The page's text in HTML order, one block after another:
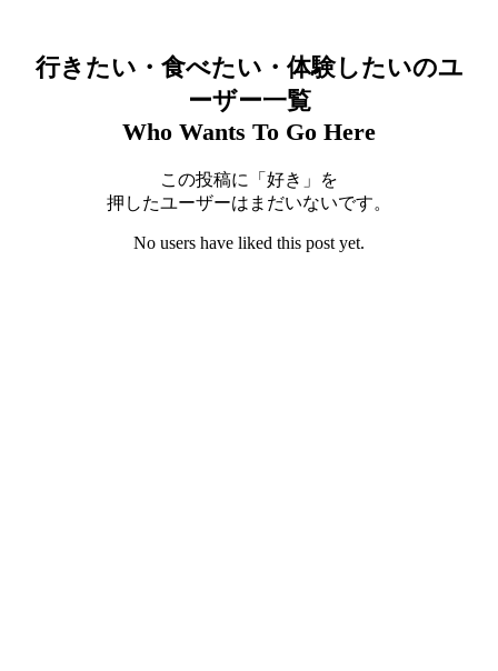
行きたい・食べたい・体験したいのユ
ーザー一覧
Who Wants To Go Here
この投稿に「好き」を
押したユーザーはまだいないです。
No users have liked this post yet.